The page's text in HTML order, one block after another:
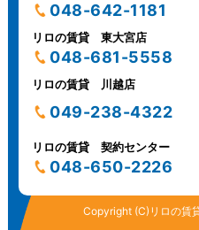
048-642-1181
リロの賃貸 東大宮店
048-681-5558
リロの賃貸 川越店
049-238-4322
リロの賃貸 契約センター
048-650-2226
Copyright (C)リロの賃